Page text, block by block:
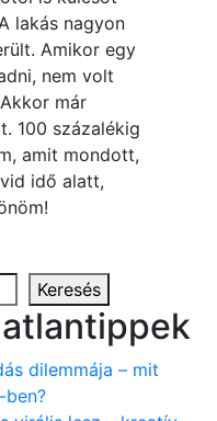
lakás nagyon
Amikor egy
nem volt
már
100 százalékig
amit mondott,
idő alatt,
Keresés
dilemmája – mit